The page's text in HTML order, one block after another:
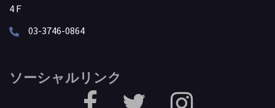
4Ｆ
03-3746-0864
ソーシャルリンク
facebook Twitter Instagram